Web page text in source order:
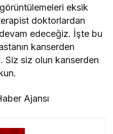
eksik
doktorlardan
edeceğiz. İşte bu
kanserden
Siz siz olun kanserden
Ajansı